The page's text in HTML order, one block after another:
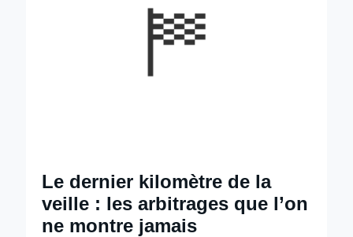
Le dernier kilomètre de la
veille : les arbitrages que l’on
ne montre jamais